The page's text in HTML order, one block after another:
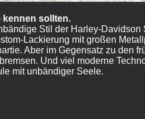
kennen sollten.
Stil der Harley-
Lackierung mit großen
Aber im Gegensatz zu den
Und viel moderne
mit unbändiger Seele.